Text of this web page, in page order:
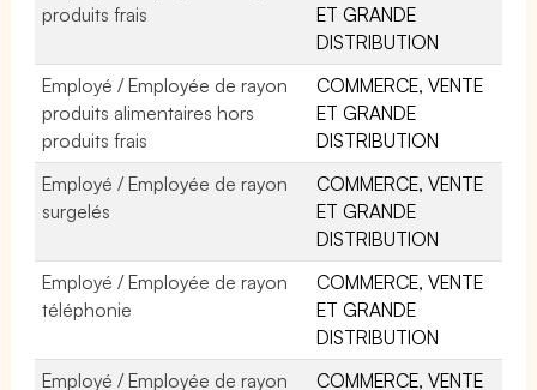
produits frais
ET GRANDE
DISTRIBUTION
Employé / Employée de rayon
produits alimentaires hors
produits frais
COMMERCE, VENTE
ET GRANDE
DISTRIBUTION
Employé / Employée de rayon
surgelés
COMMERCE, VENTE
ET GRANDE
DISTRIBUTION
Employé / Employée de rayon
téléphonie
COMMERCE, VENTE
ET GRANDE
DISTRIBUTION
Employé / Employée de rayon
COMMERCE, VENTE